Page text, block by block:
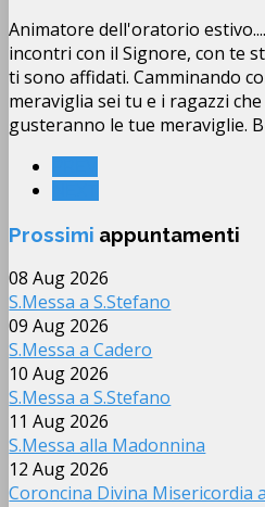
Animatore dell'oratorio
incontri con il Signore, con te
ti sono affidati. Camminando
meraviglia sei tu e i ragazzi
gusteranno le tue meraviglie.
Prossimi appuntamenti
08 Aug 2026
S.Messa a S.Stefano
09 Aug 2026
S.Messa a Cadero
10 Aug 2026
S.Messa a S.Stefano
11 Aug 2026
S.Messa alla Madonnina
12 Aug 2026
Coroncina Divina Misericordia